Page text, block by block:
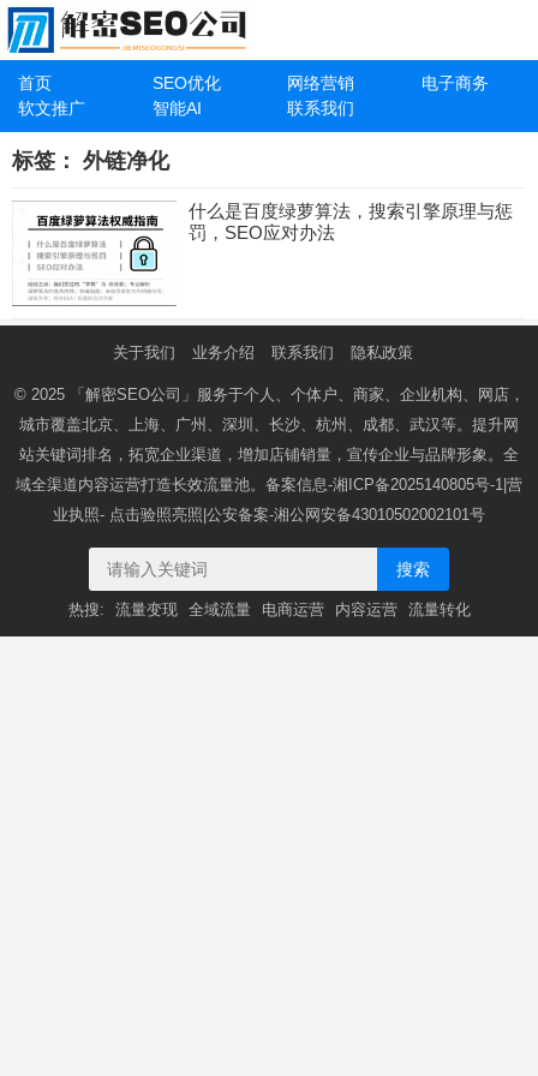
首页 SEO优化 网络营销
电子商务
软文推广
智能AI 联系我们
标签： 外链净化
什么是百度绿萝算法，搜索引擎原理与惩
罚，SEO应对办法
关于我们 业务介绍 联系我们 隐私政策
© 2025 「解密SEO公司」 服务于个人、个体户、商家、企业机构、网店，
城市覆盖北京、上海、广州、深圳、长沙、杭州、成都、武汉等。提升网
站关键词排名，拓宽企业渠道，增加店铺销量，宣传企业与品牌形象。全
域全渠道内容运营打造长效流量池。备案信息-湘ICP备2025140805号-1 |营
业执照- 点击验照亮照 |公安备案-湘公网安备43010502002101号
搜索
热搜: 流量变现 全域流量 电商运营 内容运营 流量转化